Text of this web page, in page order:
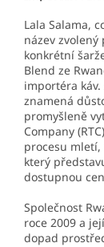
Lala Salama,
název zvolený
konkrétní
Blend ze
importéra
znamená
promyšleně
Company
procesu
který
dostupnou
Společnost
roce 2009 a
dopad